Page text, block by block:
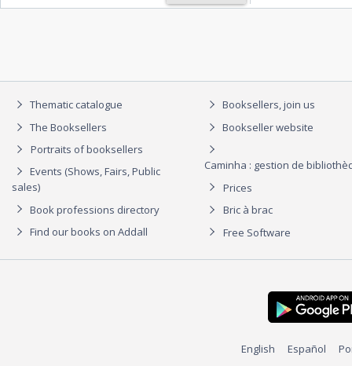
Thematic catalogue
The Booksellers
Portraits of booksellers
Events (Shows, Fairs, Public
sales)
Book professions directory
Find our books on Addall
Booksellers, join us
Bookseller website
Caminha : gestion de
Prices
Bric à brac
Free Software
English Español